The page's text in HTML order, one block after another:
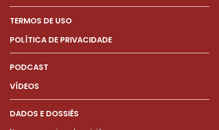
TERMOS DE USO
POLÍTICA DE PRIVACIDADE
PODCAST
VÍDEOS
DADOS E DOSSIÊS